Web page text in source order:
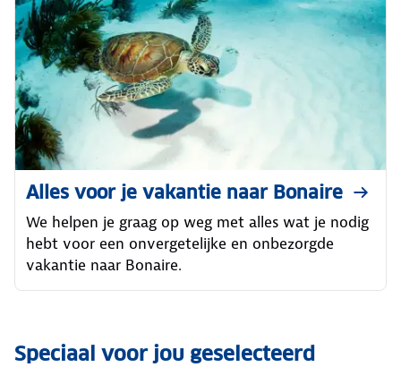
Alles voor je vakantie naar Bonaire
We helpen je graag op weg met alles wat je nodig
hebt voor een onvergetelijke en onbezorgde
vakantie naar Bonaire.
Speciaal voor jou geselecteerd